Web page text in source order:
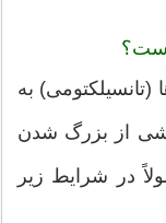
به
از بزرگ شدن
در شرایط زیر